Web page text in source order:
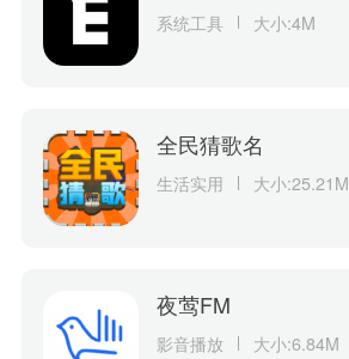
系统工具 大小:4M
全民猜歌名
生活实用 大小:25.21M
夜莺FM
影音播放 大小:6.84M